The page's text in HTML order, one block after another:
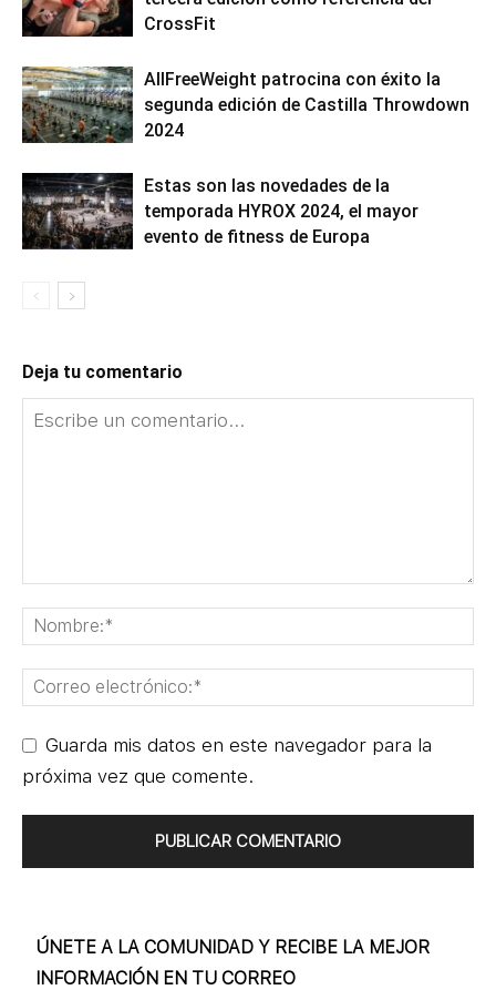
CrossFit
AllFreeWeight patrocina con éxito la
segunda edición de Castilla Throwdown
2024
Estas son las novedades de la
temporada HYROX 2024, el mayor
evento de fitness de Europa
Deja tu comentario
Guarda mis datos en este navegador para la
próxima vez que comente.
ÚNETE A LA COMUNIDAD Y RECIBE LA MEJOR
INFORMACIÓN EN TU CORREO